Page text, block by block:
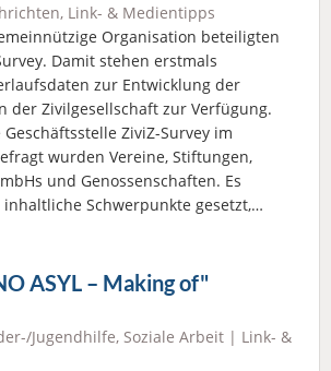
, Link- & Medientipps
Organisation beteiligten
Damit stehen erstmals
zur Entwicklung der
der Zivilgesellschaft zur Verfügung.
ZiviZ-Survey im
wurden Vereine, Stiftungen,
und Genossenschaften. Es
Schwerpunkte gesetzt,…
ASYL – Making of"
Jugendhilfe, Soziale Arbeit | Link- &